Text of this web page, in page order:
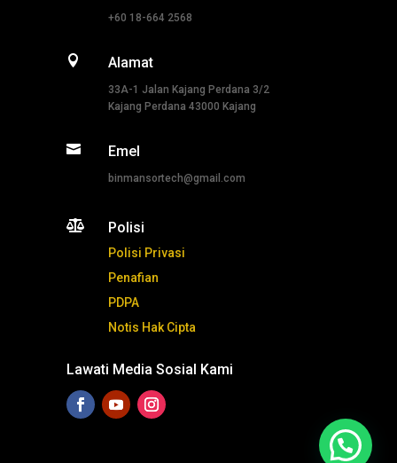
+60 18-664 2568
 Alamat
33A-1 Jalan Kajang Perdana 3/2
Kajang Perdana 43000 Kajang
 Emel
binmansortech@gmail.com
 Polisi
Polisi Privasi
Penafian
PDPA
Notis Hak Cipta
Lawati Media Sosial Kami